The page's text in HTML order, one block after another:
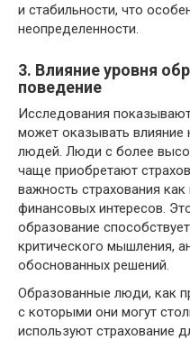
и стабильности, что
неопределенности.
3. Влияние уровня
поведение
Исследования
может оказывать влияние
людей. Люди с более
чаще приобретают
важность страхования
финансовых интересов.
образование
критического мышления,
обоснованных решений.
Образованные люди, как
с которыми они могут
используют страхование